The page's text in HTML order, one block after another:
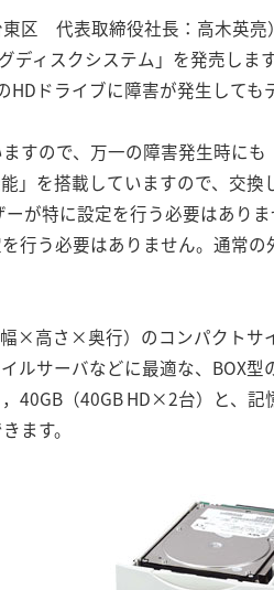
区 代表取締役社長：高木英
ディスクシステム」を発売し
ドライブに障害が発生しても
すので、万一の障害発生時に
」を搭載していますので、交
が特に設定を行う必要はあり
行う必要はありません。通常
高さ×奥行）のコンパクトサ
ルサーバなどに最適な、BOX
40GB（40GB HD×2台）と、
ます。